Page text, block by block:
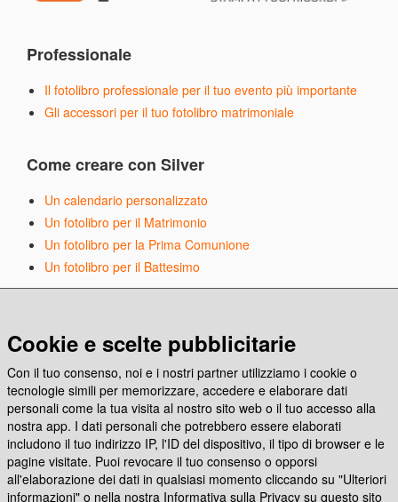
Professionale
Il fotolibro professionale per il tuo evento più importante
Gli accessori per il tuo fotolibro matrimoniale
Come creare con Silver
Un calendario personalizzato
Un fotolibro per il Matrimonio
Un fotolibro per la Prima Comunione
Un fotolibro per il Battesimo
Emoziona con Photocity, la nuova app per stampare
Come creare e stampare un codice Spotify
Anche Photocity è Carbon Neutral!
Seguici sui social
Cookie e scelte pubblicitarie
Con il tuo consenso, noi e i nostri partner utilizziamo i cookie o
tecnologie simili per memorizzare, accedere e elaborare dati
personali come la tua visita al nostro sito web o il tuo accesso alla
nostra app. I dati personali che potrebbero essere elaborati
includono il tuo indirizzo IP, l'ID del dispositivo, il tipo di browser e le
pagine visitate. Puoi revocare il tuo consenso o opporsi
all'elaborazione dei dati in qualsiasi momento cliccando su "Ulteriori
informazioni" o nella nostra Informativa sulla Privacy su questo sito